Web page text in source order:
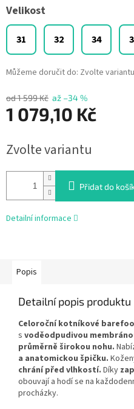
od 1 599 Kč až –34 %
1 079,10 Kč
cena:
Zvolte variantu
Velikost
31 32 34
Můžeme doručit do: Zvolte variantu
Přidat do
Detailní informace
Popis
Detailní popis produktu
Celoroční kotníkové
s voděodpudivou
průměrně širokou nohu.
a anatomickou špičku.
chrání před vlhkostí. Díky
obouvají a hodí se na
procházky.